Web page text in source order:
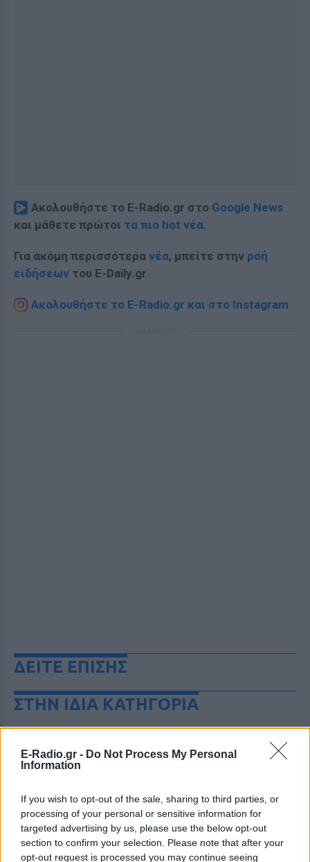
E-Radio.gr - Do Not Process My Personal
Information
If you wish to opt-out of the sale, sharing to third parties, or
processing of your personal or sensitive information for
targeted advertising by us, please use the below opt-out
section to confirm your selection. Please note that after your
opt-out request is processed you may continue seeing
Ακολουθήστε το E-Radio.gr στο Google News
και μάθετε πρώτοι τα πιο hot νέα.
Για ακόμη περισσότερα νέα, μπείτε στην ροή
ειδήσεων του E-Daily.gr
Ακολουθήστε το E-Radio.gr και στο Instagram
ΔΕΙΤΕ ΕΠΙΣΗΣ
ΣΤΗΝ ΙΔΙΑ ΚΑΤΗΓΟΡΙΑ
σκληραίνει τους όρους για τα
Στενά του Ορμούζ
Πυρκαγιά στο διυλιστήριο της Τζαζάν
μετά από επίθεση drone - Η Τεχεράνη
απαιτεί αποχώρηση αμερικανικών
δυνάμεων, άρση κυρώσεων και
αποζημιώσεις πριν ανοίξει η κρίσιμη
θαλάσσια δίοδος